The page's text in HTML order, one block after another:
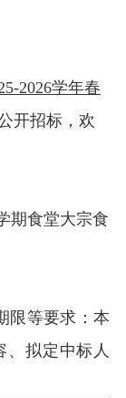
2026学年春
开招标， 欢
期食堂大宗食
限等要求：本
、拟定中标人